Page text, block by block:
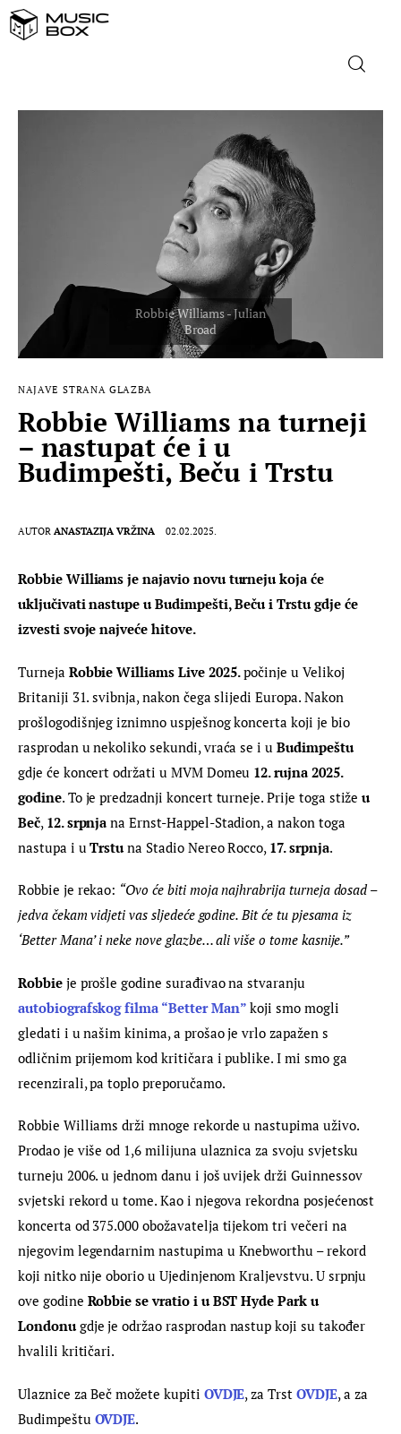
DOMAĆA GLAZBA
STRANA GLAZBA
MUSIC BOX
NAJAVE STRANA GLAZBA
Robbie Williams na turneji
– nastupat će i u
Budimpešti, Beču i Trstu
AUTOR ANASTAZIJA VRŽINA 02.02.2025.
Robbie Williams je najavio novu turneju koja će
uključivati ​​nastupe u Budimpešti, Beču i Trstu gdje će
izvesti svoje najveće hitove.
Turneja Robbie Williams Live 2025. počinje u Velikoj
Britaniji 31. svibnja, nakon čega slijedi Europa. Nakon
prošlogodišnjeg iznimno uspješnog koncerta koji je bio
rasprodan u nekoliko sekundi, vraća se i u Budimpeštu
gdje će koncert održati u MVM Domeu 12. rujna 2025.
godine. To je predzadnji koncert turneje. Prije toga stiže u
Beč, 12. srpnja na Ernst-Happel-Stadion, a nakon toga
nastupa i u Trstu na Stadio Nereo Rocco, 17. srpnja.
Robbie je rekao: “Ovo će biti moja najhrabrija turneja dosad –
jedva čekam vidjeti vas sljedeće godine. Bit će tu pjesama iz
‘Better Mana’ i neke nove glazbe… ali više o tome kasnije.”
Robbie je prošle godine surađivao na stvaranju
autobiografskog filma “Better Man” koji smo mogli
gledati i u našim kinima, a prošao je vrlo zapažen s
odličnim prijemom kod kritičara i publike. I mi smo ga
recenzirali, pa toplo preporučamo.
Robbie Williams drži mnoge rekorde u nastupima uživo.
Prodao je više od 1,6 milijuna ulaznica za svoju svjetsku
turneju 2006. u jednom danu i još uvijek drži Guinnessov
svjetski rekord u tome. Kao i njegova rekordna posjećenost
koncerta od 375.000 obožavatelja tijekom tri večeri na
njegovim legendarnim nastupima u Knebworthu – rekord
koji nitko nije oborio u Ujedinjenom Kraljevstvu. U srpnju
ove godine Robbie se vratio i u BST Hyde Park u
Londonu gdje je održao rasprodan nastup koji su također
hvalili kritičari.
Ulaznice za Beč možete kupiti OVDJE, za Trst OVDJE, a za
Budimpeštu OVDJE.